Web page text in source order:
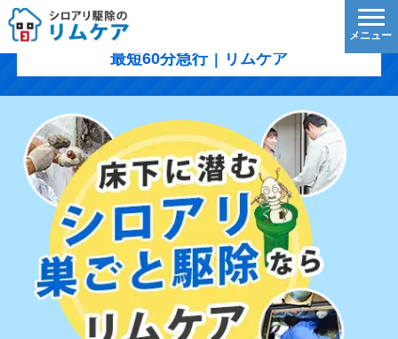
白河市のシロアリ駆除｜1,200円/㎡〜・5年保証・
最短60分急行｜リムケア